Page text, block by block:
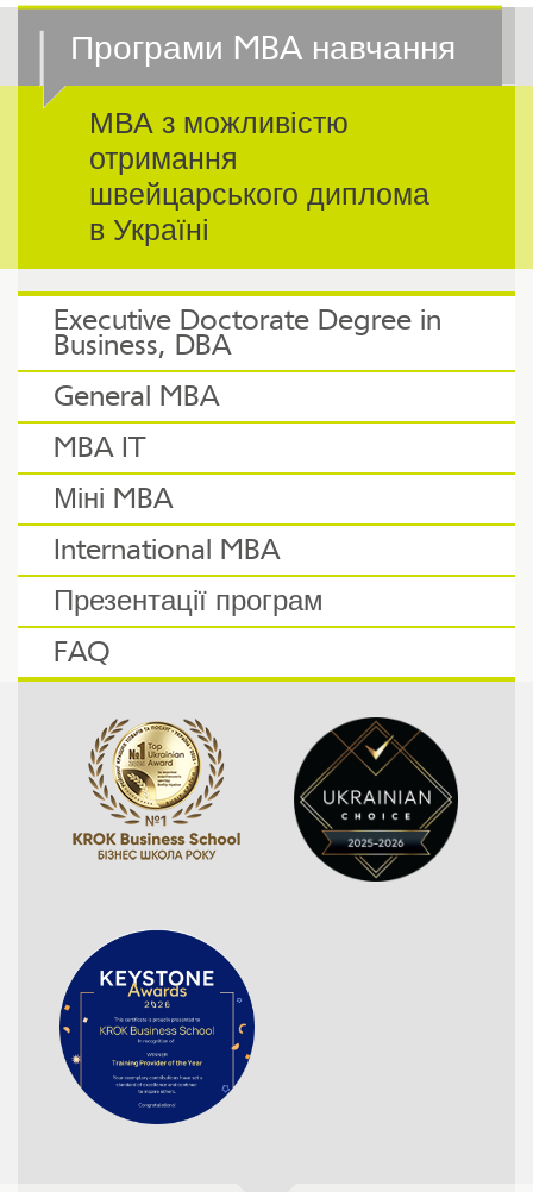
Програми MBA навчання
МВА з можливістю
отримання
швейцарського диплома
в Україні
Executive Doctorate Degree in
Business, DBA
General MBA
MBA IT
Міні MBA
International MBA
Презентації програм
FAQ